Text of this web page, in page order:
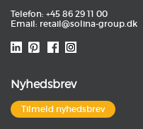
Telefon: +45 86 29 11 00
Email: retail@solina-group.dk
Nyhedsbrev
Tilmeld nyhedsbrev